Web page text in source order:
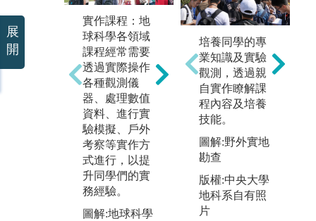
實作課程：地
球科學各領域
課程經常需要
透過實際操作
各種觀測儀
器、處理數值
資料、進行實
驗模擬、戶外
考察等實作方
式進行，以提
升同學們的實
務經驗。
圖解:地球科學
合作學習：探
究地球上各種
現象，需要透
過團隊合作，
共同激發創
意，解決問
題。本系部分
小組分組合
作，培養合作
能力，提高個
人的學習，並
達成團體目
培養同學的專
業知識及實驗
觀測，透過親
自實作瞭解課
程內容及培養
技能。
圖解:野外實地
勘查
版權:中央大學
地科系自有照
片
展
開